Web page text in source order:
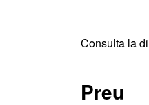
Consulta la
Preu